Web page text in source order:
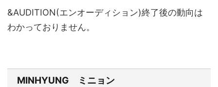
&AUDITION(エンオーディション)終了後の動向は
わかっておりません。
MINHYUNG ミニョン